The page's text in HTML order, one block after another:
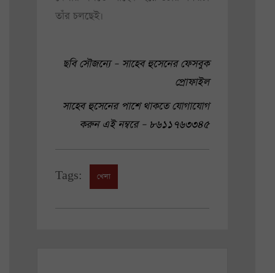
তাঁর চলছেই।
ছবি সৌজন্যে – সাহেব হুসেনের ফেসবুক
প্রোফাইল
সাহেব হুসেনের পাশে থাকতে যোগাযোগ
করুন এই নম্বরে – ৮৬১১৭৬৩৩৪৫
Tags: খেলা